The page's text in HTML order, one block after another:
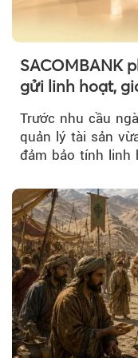
SACOMBANK
gửi linh hoạt,
nguồn vốn cho
Trước nhu cầu
quản lý tài sản
đảm bảo tính linh